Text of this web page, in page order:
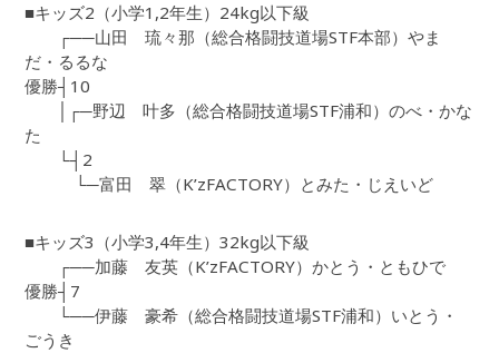
■キッズ2（小学1,2年生）24kg以下級
┌──山田 琉々那（総合格闘技道場STF本部）やま
だ・るるな
優勝┤10
│┌─野辺 叶多（総合格闘技道場STF浦和）のべ・かな
た
└┤2
└─富田 翠（K’zFACTORY）とみた・じえいど
■キッズ3（小学3,4年生）32kg以下級
┌──加藤 友英（K’zFACTORY）かとう・ともひで
優勝┤7
└──伊藤 豪希（総合格闘技道場STF浦和）いとう・
ごうき